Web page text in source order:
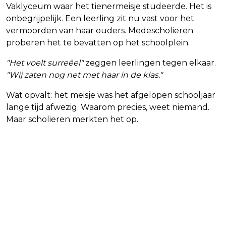
Vaklyceum waar het tienermeisje studeerde. Het is
onbegrijpelijk. Een leerling zit nu vast voor het
vermoorden van haar ouders. Medescholieren
proberen het te bevatten op het schoolplein.
"Het voelt surreëel"zeggen leerlingen tegen elkaar.
"Wij zaten nog net met haar in de klas."
Wat opvalt: het meisje was het afgelopen schooljaar
lange tijd afwezig. Waarom precies, weet niemand.
Maar scholieren merkten het op.